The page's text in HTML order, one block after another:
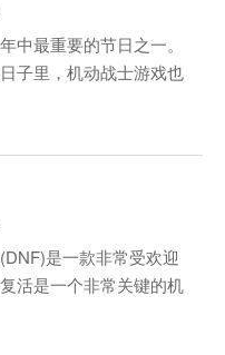
中最重要的节日之一。
子里，机动战士游戏也
一个愉快的圣诞节，这
你提供一些有用的建
是一款非常受欢迎
活是一个非常关键的机
试以下几种方法来帮助